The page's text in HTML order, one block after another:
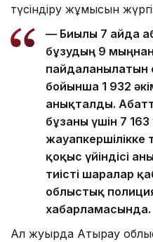
түсіндіру жұмысын
— Биылғы 7 айда
бұзудың 9
пайдаланылатын
бойынша 1 932
анықталды.
бұзғаны үшін 7 163
қоқыс үйіндісі
тиісті шаралар
облыстық
хабарламасында.
Ал жуырда Атырау